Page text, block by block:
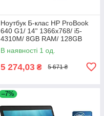
Ноутбук Б-клас HP ProBook
640 G1/ 14" 1366x768/ i5-
4310M/ 8GB RAM/ 128GB
SSD+750GB HDD/ HD 4600/
АКБ 0%
В наявності 1 од.
5 274,03 ₴ 5 671 ₴
–7%